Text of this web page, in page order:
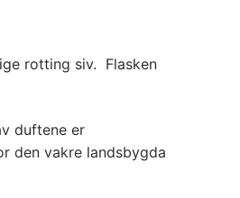
rotting siv. Flasken
duftene er
den vakre landsbygda